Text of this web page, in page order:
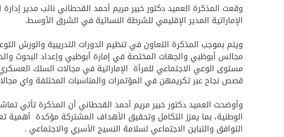
وقعت المذكرة العميد دكتور خبير مريم أحمد القحطاني نائب مدير
الإماراتية المدير الإقليمي للشرطة النسائية في الشرق الأوسط.
ويتم بموجب المذكرة التعاون في تنظيم الدورات التدريبية والورش
مجالس أبوظبي والجهات المختصة في إمارة أبوظبي وإعداد البحوث
مستوى الوعي الاجتماعي للمرأة الإماراتية في مجالات السلك
قصص نجاح عبر تكريمهن في المؤتمرات والمناسبات المختلفة واي
وأوضحت العميد دكتور خبير مريم أحمد القحطاني أن المذكرة تأتي
الوطنية، بما يعزز التكامل وتحقيق الأهداف المشتركة مؤكدة أهمية
التوافق والتباين الاجتماعي لسلامة النسيج الأسري والاجتماعي .